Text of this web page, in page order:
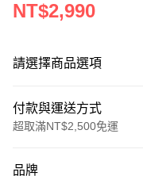
NT$2,990
請選擇商品選項
付款與運送方式
超取滿NT$2,500免運
品牌